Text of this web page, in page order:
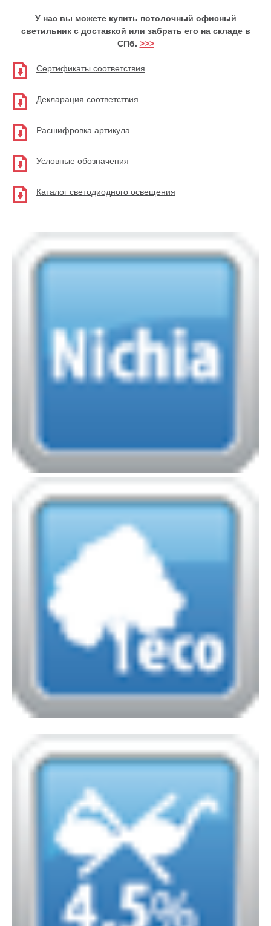
У нас вы можете купить потолочный офисный
светильник с доставкой или забрать его на складе в
СПб. >>>
Сертификаты соответствия
Декларация соответствия
Расшифровка артикула
Условные обозначения
Каталог светодиодного освещения